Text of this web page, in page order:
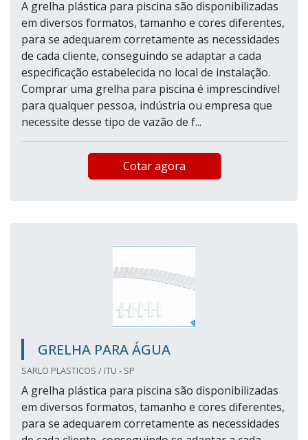
A grelha plástica para piscina são disponibilizadas
em diversos formatos, tamanho e cores diferentes,
para se adequarem corretamente as necessidades
de cada cliente, conseguindo se adaptar a cada
especificação estabelecida no local de instalação.
Comprar uma grelha para piscina é imprescindível
para qualquer pessoa, indústria ou empresa que
necessite desse tipo de vazão de f...
Cotar agora
GRELHA PARA ÁGUA
SARLO PLASTICOS / ITU - SP
A grelha plástica para piscina são disponibilizadas
em diversos formatos, tamanho e cores diferentes,
para se adequarem corretamente as necessidades